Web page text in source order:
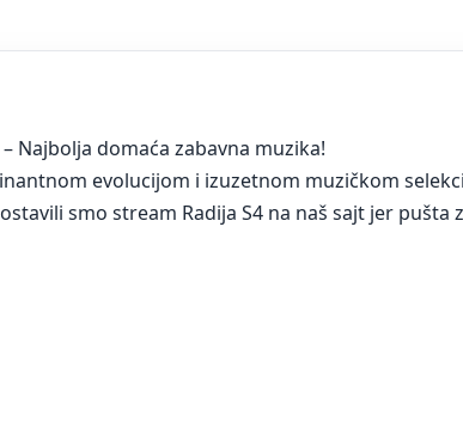
– Najbolja domaća zabavna muzika!
evolucijom i izuzetnom muzičkom
smo stream Radija S4 na naš sajt jer pušta